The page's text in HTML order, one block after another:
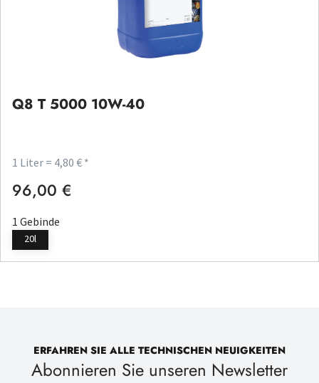
Q8 T 5000 10W-40
1 Liter = 4,80 € *
Regulärer Preis:
96,00 €
1 Gebinde
20l
ERFAHREN SIE ALLE TECHNISCHEN NEUIGKEITEN
Abonnieren Sie unseren Newsletter